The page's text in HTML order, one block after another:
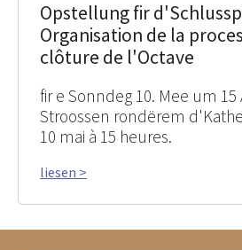
Opstellung fir
Organisation de la
clôture de l'Octave
fir e Sonndeg 10. Mee um
Stroossen rondërem
10 mai à 15 heures.
liesen >